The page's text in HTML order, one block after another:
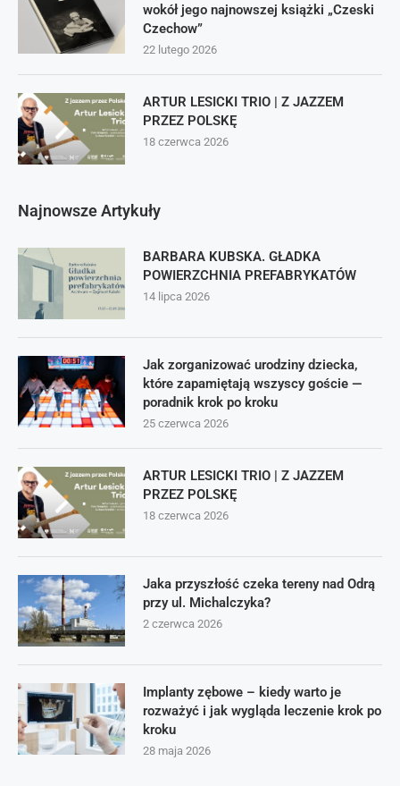
wokół jego najnowszej książki „Czeski
Czechow”
22 lutego 2026
ARTUR LESICKI TRIO | Z JAZZEM
PRZEZ POLSKĘ
18 czerwca 2026
Najnowsze Artykuły
BARBARA KUBSKA. GŁADKA
POWIERZCHNIA PREFABRYKATÓW
14 lipca 2026
Jak zorganizować urodziny dziecka,
które zapamiętają wszyscy goście —
poradnik krok po kroku
25 czerwca 2026
ARTUR LESICKI TRIO | Z JAZZEM
PRZEZ POLSKĘ
18 czerwca 2026
Jaka przyszłość czeka tereny nad Odrą
przy ul. Michalczyka?
2 czerwca 2026
Implanty zębowe – kiedy warto je
rozważyć i jak wygląda leczenie krok po
kroku
28 maja 2026